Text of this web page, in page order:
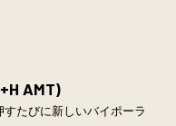
AMT)
たびに新しいバイポーラ